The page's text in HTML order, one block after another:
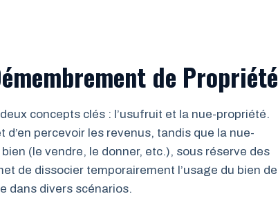
de Propriété
concepts clés : l’usufruit et la nue-propriété.
d’en percevoir les revenus, tandis que la nue-
(le vendre, le donner, etc.), sous réserve des
de dissocier temporairement l’usage du bien de
dans divers scénarios.